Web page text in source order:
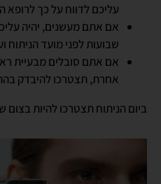
עליכם לדווח על כך לרופא
אם אתם מעשנים, יהיה
שבועות לפני מועד הניתוח
אם אתם סובלים מבעיית
אחרת, תצטרכו להיבדק
ביום הניתוח תצטרכו להיות